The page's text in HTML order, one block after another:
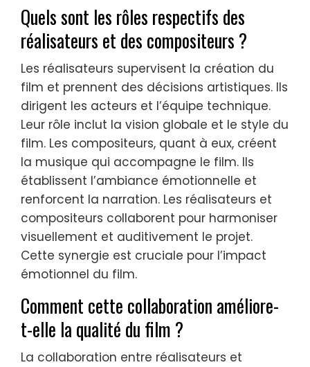
Quels sont les rôles respectifs des
réalisateurs et des compositeurs ?
Les réalisateurs supervisent la création du
film et prennent des décisions artistiques. Ils
dirigent les acteurs et l’équipe technique.
Leur rôle inclut la vision globale et le style du
film. Les compositeurs, quant à eux, créent
la musique qui accompagne le film. Ils
établissent l’ambiance émotionnelle et
renforcent la narration. Les réalisateurs et
compositeurs collaborent pour harmoniser
visuellement et auditivement le projet.
Cette synergie est cruciale pour l’impact
émotionnel du film.
Comment cette collaboration améliore-
t-elle la qualité du film ?
La collaboration entre réalisateurs et